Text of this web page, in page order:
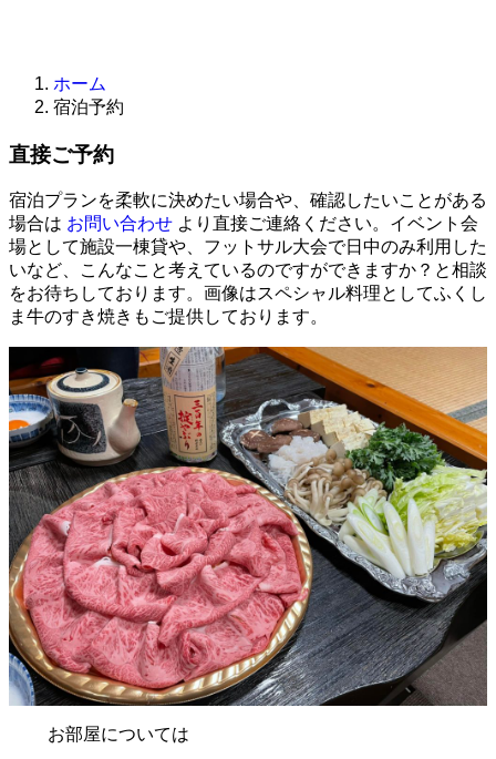
ホーム
宿泊予約
直接ご予約
宿泊プランを柔軟に決めたい場合や、確認したいことがある
場合は お問い合わせ より直接ご連絡ください。イベント会
場として施設一棟貸や、フットサル大会で日中のみ利用した
いなど、こんなこと考えているのですができますか？と相談
をお待ちしております。画像はスペシャル料理としてふくし
ま牛のすき焼きもご提供しております。
お部屋については